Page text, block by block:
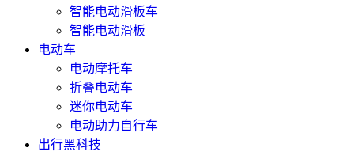
智能电动滑板车
智能电动滑板
电动车
电动摩托车
折叠电动车
迷你电动车
电动助力自行车
出行黑科技